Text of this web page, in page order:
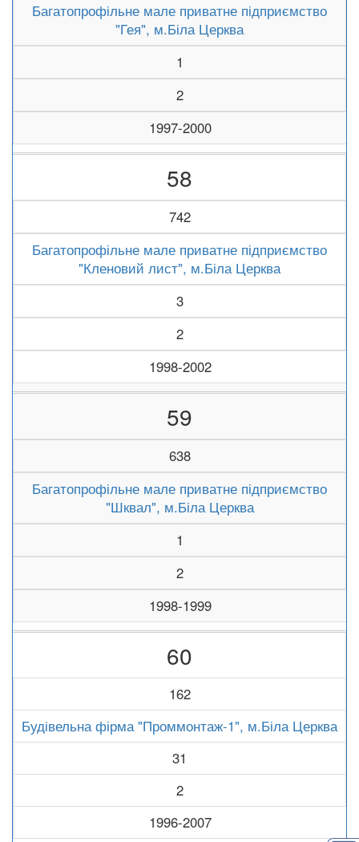
Багатопрофільне мале приватне підприємство
"Гея", м.Біла Церква
1
2
1997-2000
58
742
Багатопрофільне мале приватне підприємство
"Кленовий лист", м.Біла Церква
3
2
1998-2002
59
638
Багатопрофільне мале приватне підприємство
"Шквал", м.Біла Церква
1
2
1998-1999
60
162
Будівельна фірма "Проммонтаж-1", м.Біла Церква
31
2
1996-2007